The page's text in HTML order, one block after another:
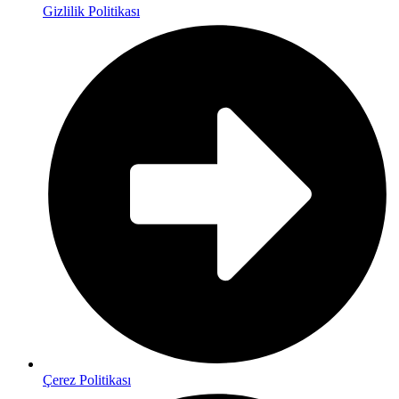
Gizlilik Politikası
Çerez Politikası